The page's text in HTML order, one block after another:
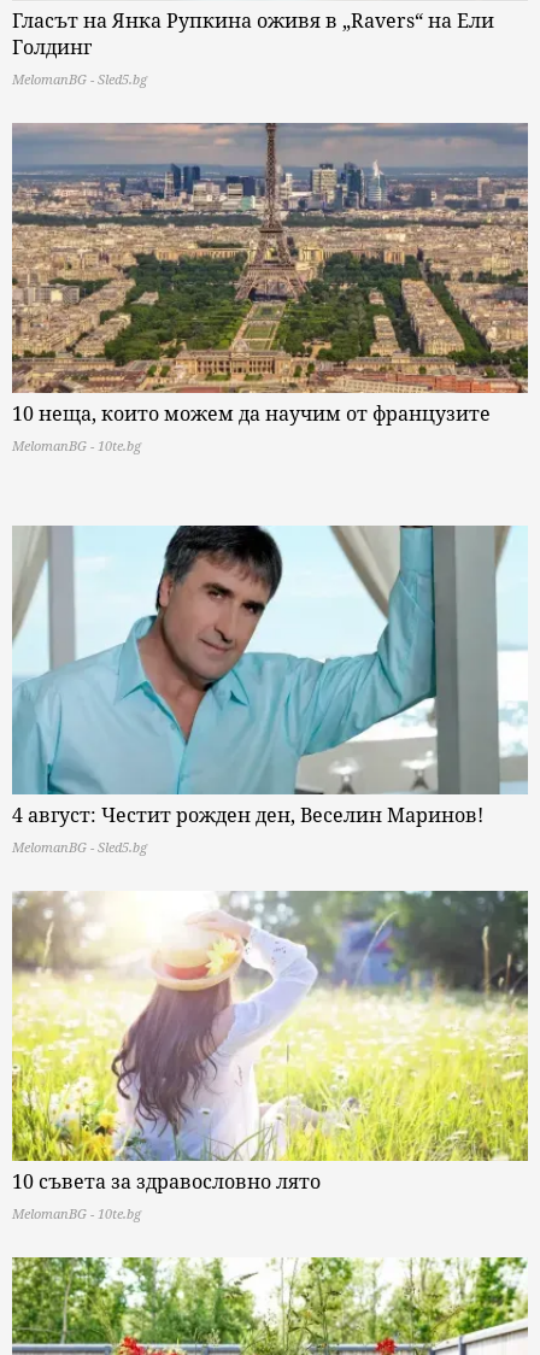
Гласът на Янка Рупкина оживя в „Ravers“ на Ели
Голдинг
MelomanBG - Sled5.bg
10 неща, които можем да научим от французите
MelomanBG - 10te.bg
4 август: Честит рожден ден, Веселин Маринов!
MelomanBG - Sled5.bg
10 съвета за здравословно лято
MelomanBG - 10te.bg